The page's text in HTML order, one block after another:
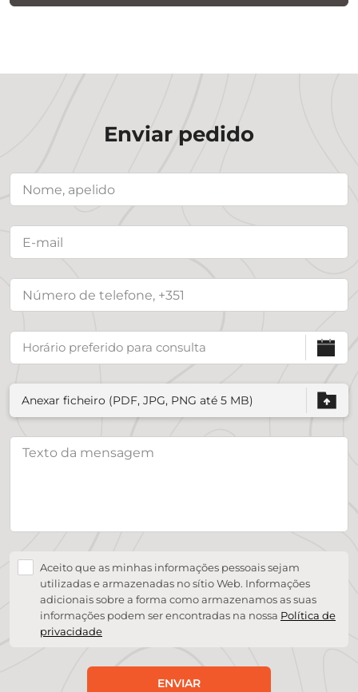
Enviar pedido
Anexar ficheiro (PDF, JPG, PNG até 5 MB)
Aceito que as minhas informações pessoais sejam
utilizadas e armazenadas no sítio Web. Informações
adicionais sobre a forma como armazenamos as suas
informações podem ser encontradas na nossa Política de
privacidade
ENVIAR